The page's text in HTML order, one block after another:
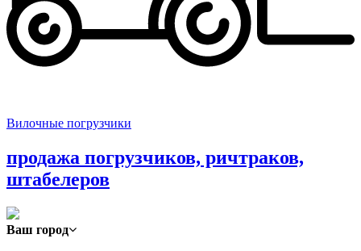
Вилочные погрузчики
продажа погрузчиков, ричтраков,
штабелеров
Ваш город